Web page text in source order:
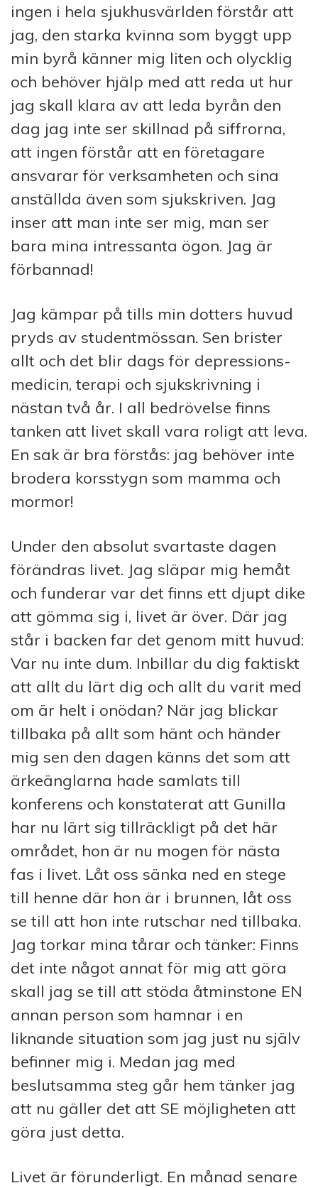
ingen i hela sjukhusvärlden förstår att
jag, den starka kvinna som byggt upp
min byrå känner mig liten och olycklig
och behöver hjälp med att reda ut hur
jag skall klara av att leda byrån den
dag jag inte ser skillnad på siffrorna,
att ingen förstår att en företagare
ansvarar för verksamheten och sina
anställda även som sjukskriven. Jag
inser att man inte ser mig, man ser
bara mina intressanta ögon. Jag är
förbannad!
Jag kämpar på tills min dotters huvud
pryds av studentmössan. Sen brister
allt och det blir dags för depressions­
medicin, terapi och sjukskrivning i
nästan två år. I all bedrö­velse finns
tanken att livet skall vara roligt att leva.
En sak är bra förstås: jag behöver inte
brodera korsstygn som mamma och
mormor!
Under den absolut svartaste dagen
förändras livet. Jag släpar mig hemåt
och funderar var det finns ett djupt dike
att gömma sig i, livet är över. Där jag
står i backen far det genom mitt huvud:
Var nu inte dum. Inbillar du dig faktiskt
att allt du lärt dig och allt du varit med
om är helt i onödan? När jag blickar
tillbaka på allt som hänt och händer
mig sen den dagen känns det som att
ärkeänglarna hade samlats till
konferens och konstaterat att Gunilla
har nu lärt sig tillräckligt på det här
området, hon är nu mogen för nästa
fas i livet. Låt oss sänka ned en stege
till henne där hon är i brunnen, låt oss
se till att hon inte rutschar ned tillbaka.
Jag torkar mina tårar och tänker: Finns
det inte något annat för mig att göra
skall jag se till att stöda åtminstone EN
annan person som hamnar i en
liknande situation som jag just nu själv
befinner mig i. Medan jag med
beslutsamma steg går hem tänker jag
att nu gäller det att SE möjligheten att
göra just detta.
Livet är förunderligt. En månad senare